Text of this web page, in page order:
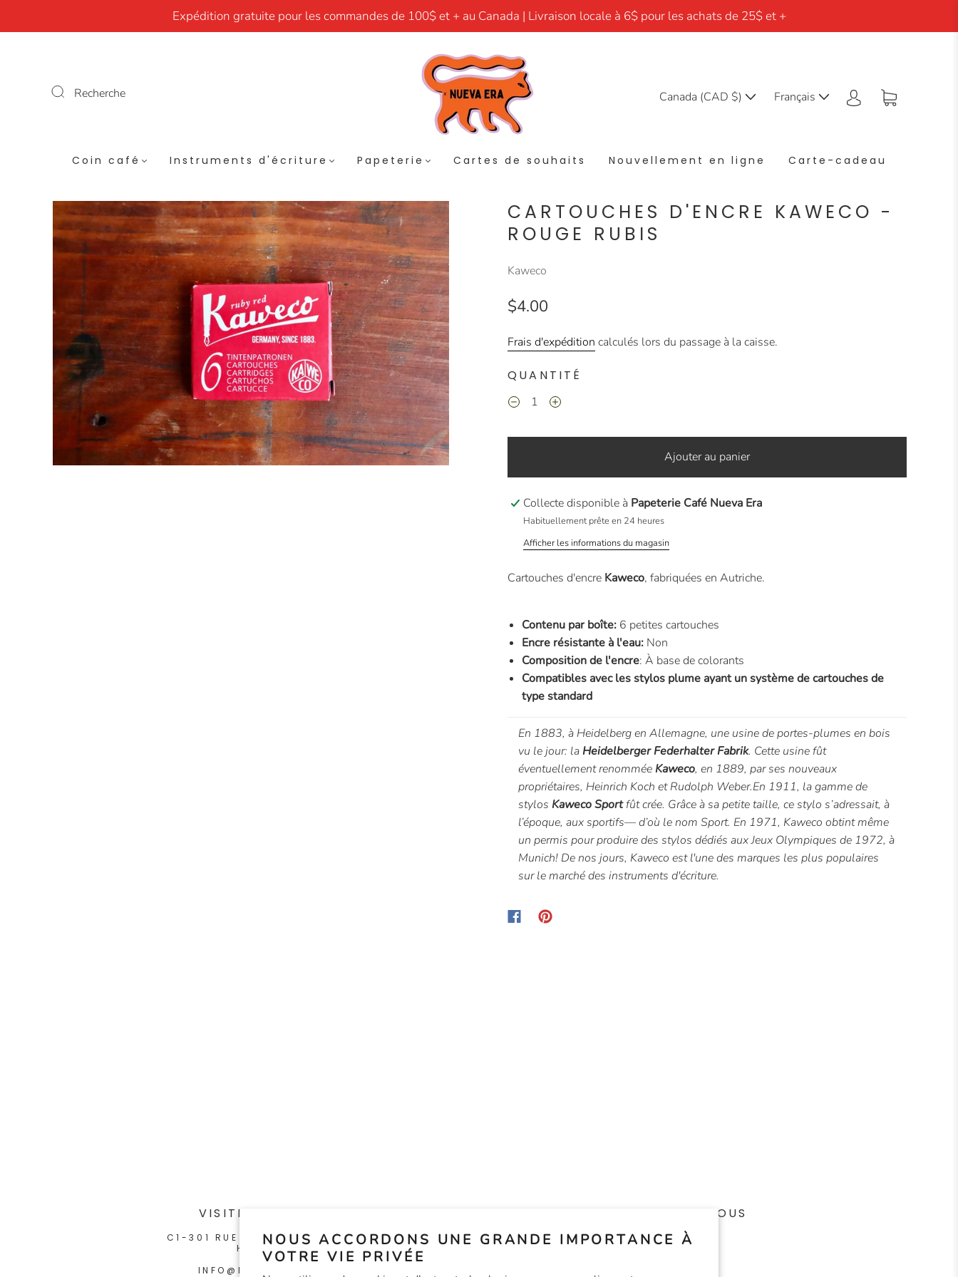
NOUS ACCORDONS UNE GRANDE IMPORTANCE À
VOTRE VIE PRIVÉE
Expédition gratuite pour les commandes de 100$ et + au Canada | Livraison locale à 6$ pour les achats de 25$ et +
Recherche Canada (CAD $) Français
Coin café Instruments d'écriture Papeterie Cartes de souhaits Nouvellement en ligne Carte-cadeau
CARTOUCHES D'ENCRE KAWECO -
ROUGE RUBIS
Kaweco
$4.00
Frais d'expédition calculés lors du passage à la caisse.
QUANTITÉ
Ajouter au panier
Collecte disponible à Papeterie Café Nueva Era
Habituellement prête en 24 heures
Afficher les informations du magasin
Cartouches d'encre Kaweco, fabriquées en Autriche.
Contenu par boîte: 6 petites cartouches
Encre résistante à l'eau: Non
Composition de l'encre: À base de colorants
Compatibles avec les stylos plume ayant un système de cartouches de
type standard
En 1883, à Heidelberg en Allemagne, une usine de portes-plumes en bois
vu le jour: la Heidelberger Federhalter Fabrik. Cette usine fût
éventuellement renommée Kaweco, en 1889, par ses nouveaux
propriétaires, Heinrich Koch et Rudolph Weber.En 1911, la gamme de
stylos Kaweco Sportfût crée. Grâce à sa petite taille, ce stylo s’adressait, à
l’époque, aux sportifs— d’où le nom Sport. En 1971, Kaweco obtint même
un permis pour produire des stylos dédiés aux Jeux Olympiques de 1972, à
Munich! De nos jours, Kaweco est l'une des marques les plus populaires
sur le marché des instruments d'écriture.
VISITEZ-NOUS 📍
C1-301 RUE ÉMERY, MONTRÉAL
H2X 1J2
INFO@NUEVAERA.CA
Échanges et remboursements
Expédition et ramassage à la boutique
SUIVEZ-NOUS